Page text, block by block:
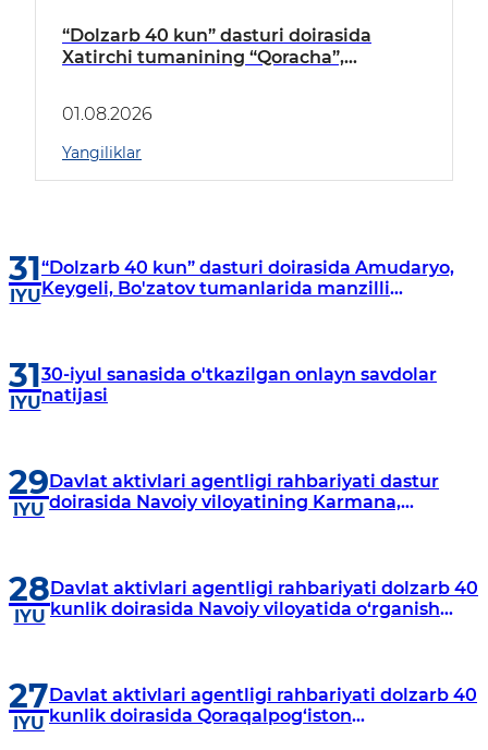
“Dolzarb 40 kun” dasturi doirasida
Xatirchi tumanining “Qoracha”,
borildi
01.08.2026
Yangiliklar
31
IYU
“Dolzarb 40 kun” dasturi doirasida Amudaryo,
Keygeli, Bo'zatov tumanlarida manzilli
31
IYU
30-iyul sanasida o'tkazilgan onlayn savdolar
natijasi
29
IYU
Davlat aktivlari agentligi rahbariyati dastur
doirasida Navoiy viloyatining Karmana,
28
IYU
Davlat aktivlari agentligi rahbariyati dolzarb 40
kunlik doirasida Navoiy viloyatida o‘rganish
27
IYU
Davlat aktivlari agentligi rahbariyati dolzarb 40
kunlik doirasida Qoraqalpog‘iston